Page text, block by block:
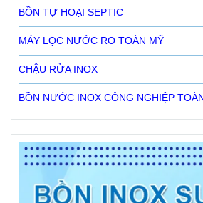
BỒN TỰ HOẠI SEPTIC
MÁY LỌC NƯỚC RO TOÀN MỸ
CHẬU RỬA INOX
BỒN NƯỚC INOX CÔNG NGHIỆP